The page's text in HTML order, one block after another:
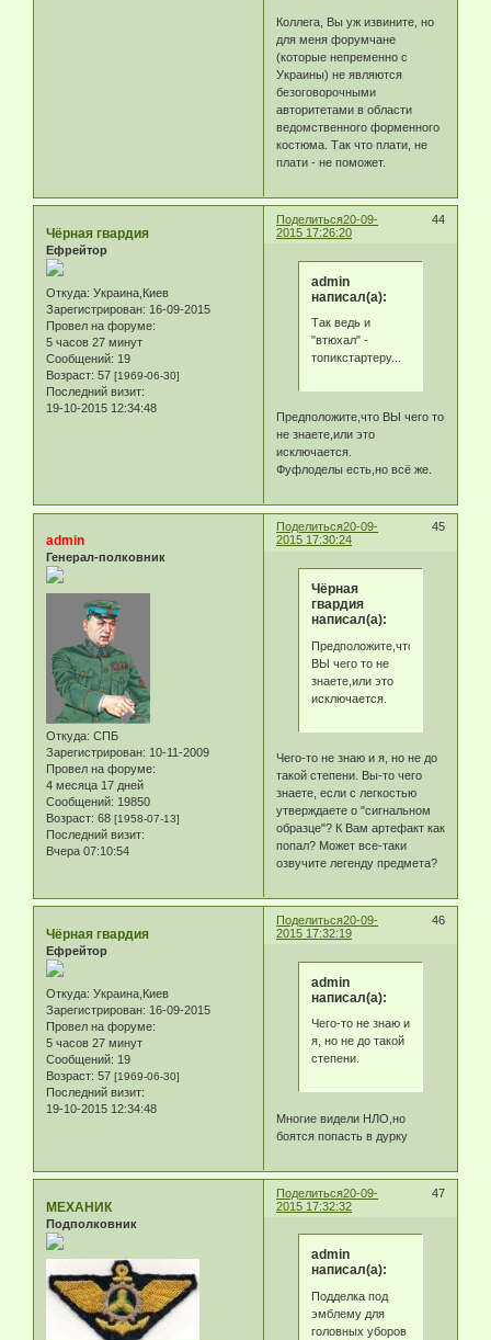
Коллега, Вы уж извините, но
для меня форумчане
(которые непременно с
Украины) не являются
безоговорочными
авторитетами в области
ведомственного форменного
костюма. Так что плати, не
плати - не поможет.
Поделиться 44
20-09-
2015 17:26:20
Чёрная гвардия
Ефрейтор
Откуда: Украина,Киев
Зарегистрирован: 16-09-2015
Провел на форуме:
5 часов 27 минут
Сообщений: 19
Возраст: 57 [1969-06-30]
Последний визит:
19-10-2015 12:34:48
admin
написал(а):
Так ведь и
"втюхал" -
топикстартеру...
Предположите,что ВЫ чего то
не знаете,или это
исключается.
Фуфлоделы есть,но всё же.
Поделиться 45
20-09-
2015 17:30:24
admin
Генерал-полковник
Откуда: СПБ
Зарегистрирован: 10-11-2009
Провел на форуме:
4 месяца 17 дней
Сообщений: 19850
Возраст: 68 [1958-07-13]
Последний визит:
Вчера 07:10:54
Чёрная
гвардия
написал(а):
Предположите,что
ВЫ чего то не
знаете,или это
исключается.
Чего-то не знаю и я, но не до
такой степени. Вы-то чего
знаете, если с легкостью
утверждаете о "сигнальном
образце"? К Вам артефакт как
попал? Может все-таки
озвучите легенду предмета?
Поделиться 46
20-09-
2015 17:32:19
Чёрная гвардия
Ефрейтор
Откуда: Украина,Киев
Зарегистрирован: 16-09-2015
Провел на форуме:
5 часов 27 минут
Сообщений: 19
Возраст: 57 [1969-06-30]
Последний визит:
19-10-2015 12:34:48
admin
написал(а):
Чего-то не знаю и
я, но не до такой
степени.
Многие видели НЛО,но
боятся попасть в дурку
Поделиться 47
20-09-
2015 17:32:32
МЕХАНИК
Подполковник
admin
написал(а):
Подделка под
эмблему для
головных уборов